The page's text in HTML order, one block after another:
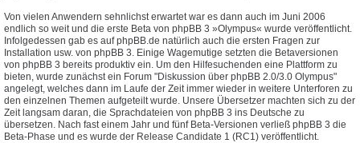
Von vielen Anwendern sehnlichst erwartet war es dann auch im Juni 2006
endlich so weit und die erste Beta von phpBB 3 »Olympus« wurde veröffentlicht.
Infolgedessen gab es auf phpBB.de natürlich auch die ersten Fragen zur
Installation usw. von phpBB 3. Einige Wagemutige setzten die Betaversionen
von phpBB 3 bereits produktiv ein. Um den Hilfesuchenden eine Plattform zu
bieten, wurde zunächst ein Forum "Diskussion über phpBB 2.0/3.0 Olympus"
angelegt, welches dann im Laufe der Zeit immer wieder in weitere Unterforen zu
den einzelnen Themen aufgeteilt wurde. Unsere Übersetzer machten sich zu der
Zeit langsam daran, die Sprachdateien von phpBB 3 ins Deutsche zu
übersetzen. Nach fast einem Jahr und fünf Beta-Versionen verließ phpBB 3 die
Beta-Phase und es wurde der Release Candidate 1 (RC1) veröffentlicht.